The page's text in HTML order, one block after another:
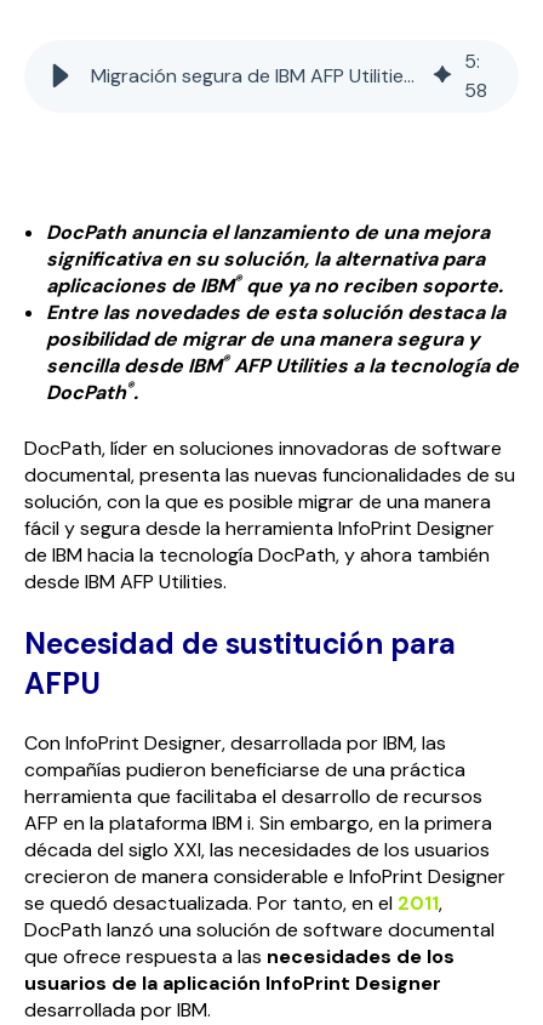
Migración segura de IBM AFP Utilities a la solución DocPath
5:
58
DocPath anuncia el lanzamiento de una mejora
significativa en su solución, la alternativa para
aplicaciones de IBM®que ya no reciben soporte.
Entre las novedades de esta solución destaca la
posibilidad de migrar de una manera segura y
sencilla desde IBM®AFP Utilities a la tecnología de
DocPath®.
DocPath, líder en soluciones innovadoras de software
documental, presenta las nuevas funcionalidades de su
solución, con la que es posible migrar de una manera
fácil y segura desde la herramienta InfoPrint Designer
de IBM hacia la tecnología DocPath, y ahora también
desde IBM AFP Utilities.
Necesidad de sustitución para
AFPU
Con InfoPrint Designer, desarrollada por IBM, las
compañías pudieron beneficiarse de una práctica
herramienta que facilitaba el desarrollo de recursos
AFP en la plataforma IBM i. Sin embargo, en la primera
década del siglo XXI, las necesidades de los usuarios
crecieron de manera considerable e InfoPrint Designer
se quedó desactualizada. Por tanto, en el 2011,
DocPath lanzó una solución de software documental
que ofrece respuesta a las necesidades de los
usuarios de la aplicación InfoPrint Designer
desarrollada por IBM.